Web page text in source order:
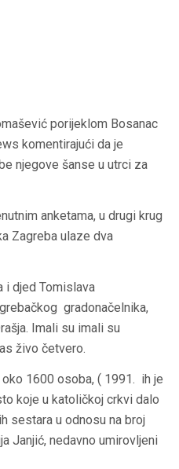
porijeklom Bosanac
komentirajući da je
njegove šanse u utrci za
anketama, u drugi krug
Zagreba ulaze dva
i djed Tomislava
gradonačelnika,
Imali su imali su
živo četvero.
1600 osoba, ( 1991. ih je
koje u katoličkoj crkvi dalo
sestara u odnosu na broj
Janjić, nedavno umirovljeni